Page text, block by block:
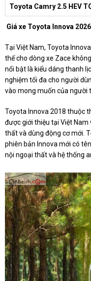
Toyota Camry 2.5 HEV
Giá xe Toyota Innova 2026
Tại Việt Nam, Toyota
thế cho dòng xe Zace
nổi bật là kiểu dáng thanh
nghiệm tối đa cho người
vào mong muốn của người
Toyota Innova 2018 thuộc
được giới thiệu tại Việt Nam
thất và dùng động cơ mới.
phiên bản Innova mới có
nội ngoại thất và hệ thống